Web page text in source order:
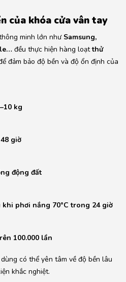
của khóa cửa vân tay
minh lớn như Samsung,
đều thực hiện hàng loạtthử
đảm bảo độ bền và độ ổn định của
kg
giờ
động đất
khi phơi nắng 70°C trong 24 giờ
100.000 lần
có thể yên tâm về độ bền lâu
khắc nghiệt.